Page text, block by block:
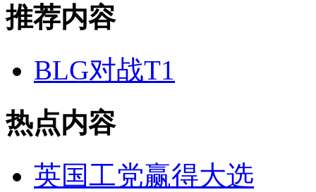
推荐内容
BLG对战T1
热点内容
英国工党赢得大选